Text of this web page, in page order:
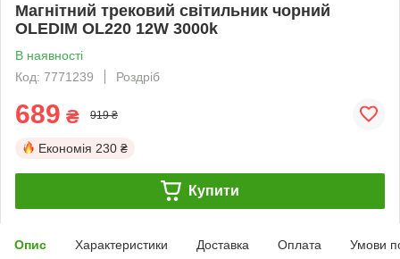
Магнітний трековий світильник чорний
OLEDIM OL220 12W 3000k
В наявності
Код: 7771239
Роздріб
689 ₴ 919 ₴
Економія 230 ₴
Купити
Опис Характеристики Доставка Оплата Умови